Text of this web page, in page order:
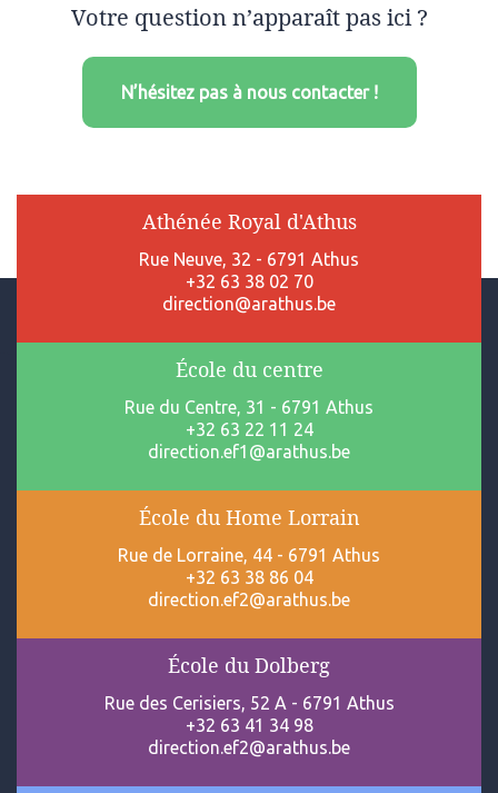
Votre question n’apparaît pas ici ?
N’hésitez pas à nous contacter !
Athénée Royal d'Athus
Rue Neuve, 32 - 6791 Athus
+32 63 38 02 70
direction@arathus.be
École du centre
Rue du Centre, 31 - 6791 Athus
+32 63 22 11 24
direction.ef1@arathus.be
École du Home Lorrain
Rue de Lorraine, 44 - 6791 Athus
+32 63 38 86 04
direction.ef2@arathus.be
École du Dolberg
Rue des Cerisiers, 52 A - 6791 Athus
+32 63 41 34 98
direction.ef2@arathus.be